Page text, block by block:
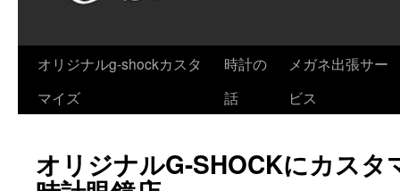
Skip
オリジナルg-shockカスタ
マイズ
時計の
話
メガネ出張サー
ビス
オリジナルG-SHOCKにカス